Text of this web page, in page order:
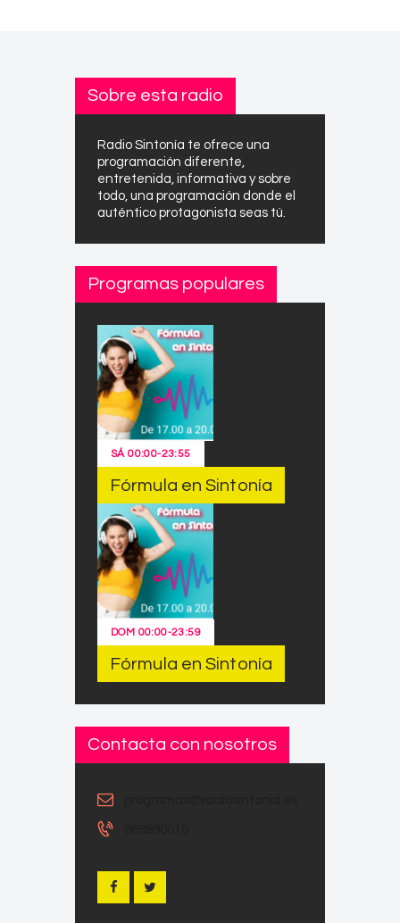
Sobre esta radio
Radio Sintonía te ofrece una
programación diferente,
entretenida, informativa y sobre
todo, una programación donde el
auténtico protagonista seas tú.
Programas populares
SÁ00:00-23:55
Fórmula en Sintonía
DOM 00:00-23:59
Fórmula en Sintonía
Contacta con nosotros